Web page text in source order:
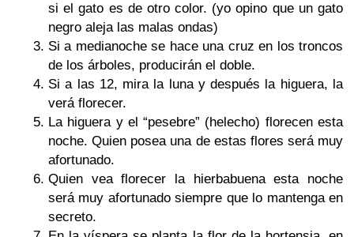
si el gato es de otro color. (yo opino que un gato
negro aleja las malas ondas)
Si a medianoche se hace una cruz en los troncos
de los árboles, producirán el doble.
Si a las 12, mira la luna y después la higuera, la
verá florecer.
La higuera y el “pesebre” (helecho) florecen esta
noche. Quien posea una de estas flores será muy
afortunado.
Quien vea florecer la hierbabuena esta noche
será muy afortunado siempre que lo mantenga en
secreto.